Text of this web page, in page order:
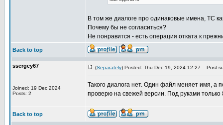
В том же диалоге про одинаковые имена, TC
Почему бы не согласиться?
Не понравится - есть операция отката к
Back to top
ssergey67
Joined: 19 Dec 2024
Posts: 2
(Separately) Posted: Thu Dec 19, 2024 12:27 Post
Такого диалога нет. Один файл меняет имя,
проверю на свежей версии. Под руками только
Back to top